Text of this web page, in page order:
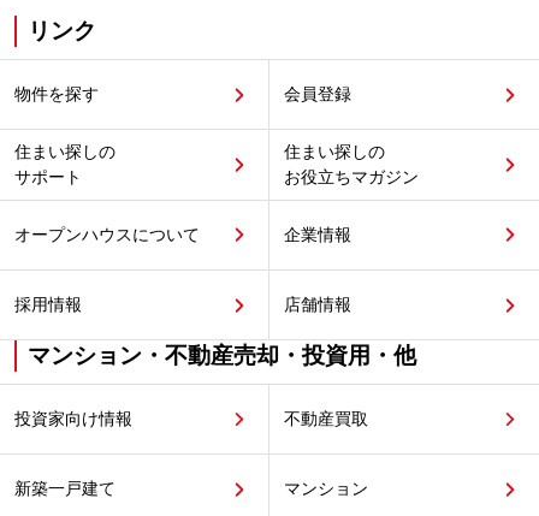
リンク
物件を探す 会員登録
住まい探しの
サポート
住まい探しの
お役立ちマガジン
オープンハウスについて 企業情報
採用情報 店舗情報
マンション・不動産売却・投資用・他
投資家向け情報 不動産買取
新築一戸建て マンション